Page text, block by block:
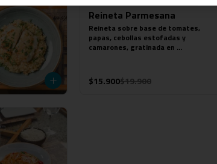
Reineta Parmesana
Reineta sobre base de tomates,
papas, cebollas estofadas y
camarones, gratinada en
$15.900$19.900